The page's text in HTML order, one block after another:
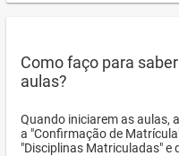
Como faço para
aulas?
Quando iniciarem as aulas,
a "Confirmação de
"Disciplinas Matriculadas" e